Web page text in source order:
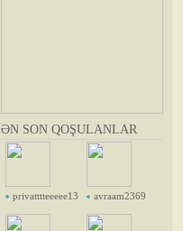
ƏN SON QOŞULANLAR
privatttteeeee13 avraam2369